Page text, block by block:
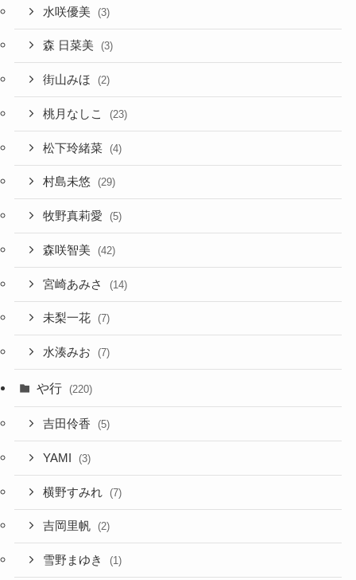
水咲優美 (3)
森 日菜美 (3)
街山みほ (2)
桃月なしこ (23)
松下玲緒菜 (4)
村島未悠 (29)
牧野真莉愛 (5)
森咲智美 (42)
宮崎あみさ (14)
未梨一花 (7)
水湊みお (7)
や行 (220)
吉田伶香 (5)
YAMI (3)
横野すみれ (7)
吉岡里帆 (2)
雪野まゆき (1)